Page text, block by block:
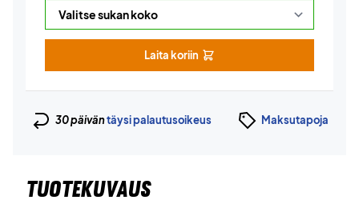
Laita koriin
30 päiväntäysi palautusoikeus Maksutapoja
TUOTEKUVAUS